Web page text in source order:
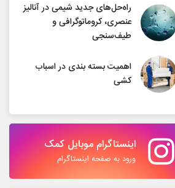
راه‌حل‌های جدید شیمی در آنالیز
عنصری، کروماتوگرافی و
طیف‌سنجی
اهمیت بسته بندی در اسباب
کشی
اینستاگرام موبایل کمک
ورود به صفحه اینستاگرام